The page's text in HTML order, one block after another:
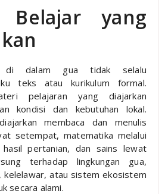
Belajar yang
di dalam gua tidak selalu
teks atau kurikulum formal.
pelajaran yang diajarkan
kondisi dan kebutuhan lokal.
membaca dan menulis
setempat, matematika melalui
pertanian, dan sains lewat
terhadap lingkungan gua,
atau sistem ekosistem
secara alami.